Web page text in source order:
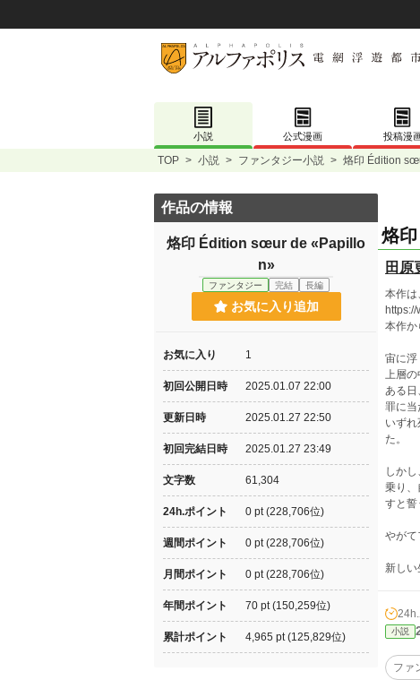
小説 公式漫画 投稿漫
TOP > 小説 > ファンタジー小説 > 烙印 Édition
烙
田原
本作は
本作か
宙に浮
上層の
ある日
罪に当
いず
た。
しか
乗り、
すと誓
やがて
新しい
24h.
小説
ファ
作品の情報
烙印 Édition sœur de «Papillo
n»
ファンタジー 完結 長編
お気に入り追加
お気に入り 1
初回公開日時 2025.01.07 22:00
更新日時 2025.01.27 22:50
初回完結日時 2025.01.27 23:49
文字数 61,304
24h.ポイント 0 pt (228,706位)
週間ポイント 0 pt (228,706位)
月間ポイント 0 pt (228,706位)
年間ポイント 70 pt (150,259位)
累計ポイント 4,965 pt (125,829位)